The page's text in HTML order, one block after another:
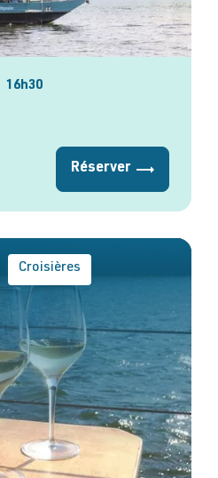
16h30
Réserver
Croisières